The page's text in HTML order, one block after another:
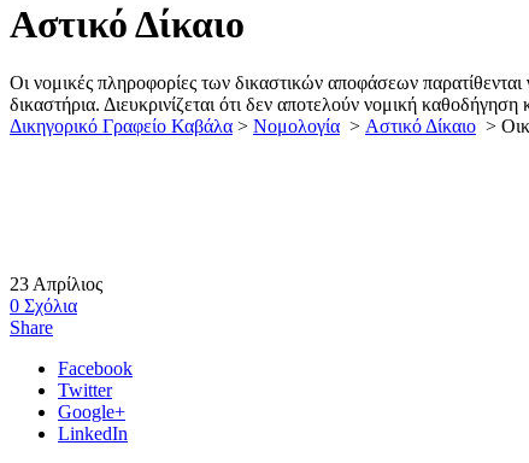
Αστικό Δίκαιο
Οι νομικές πληροφορίες των δικαστικών αποφάσεων
δικαστήρια. Διευκρινίζεται ότι δεν αποτελούν νομική
Δικηγορικό Γραφείο Καβάλα > Νομολογία > Αστικό Δίκαιο >
23 Απρίλιος
0 Σχόλια
Share
Facebook
Twitter
Google+
LinkedIn